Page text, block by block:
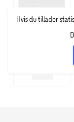
Hvis du tillader